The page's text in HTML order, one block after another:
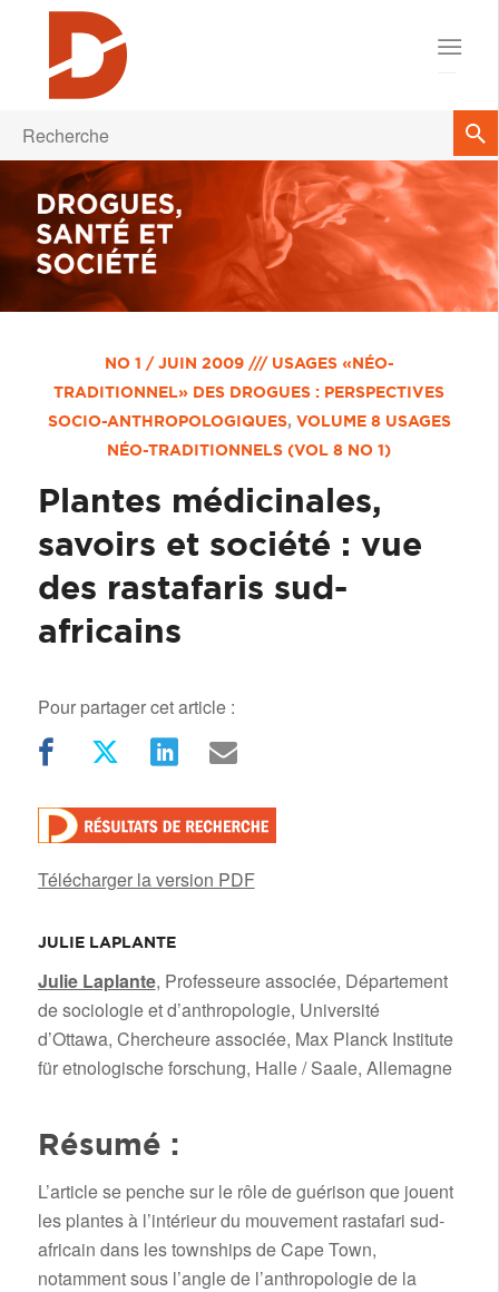
NO 1 / JUIN 2009 /// USAGES «NÉO-
TRADITIONNEL» DES DROGUES : PERSPECTIVES
SOCIO-ANTHROPOLOGIQUES, VOLUME 8 USAGES
NÉO-TRADITIONNELS (VOL 8 NO 1)
Plantes médicinales,
savoirs et société : vue
des rastafaris sud-
africains
Pour partager cet article :
Télécharger la version PDF
JULIE LAPLANTE/
Julie Laplante, Professeure associée, Département
de sociologie et d’anthropologie, Université
d’Ottawa, Chercheure associée, Max Planck Institute
für etnologische forschung, Halle / Saale, Allemagne
Résumé :
L’article se penche sur le rôle de guérison que jouent
les plantes à l’intérieur du mouvement rastafari sud-
africain dans les townships de Cape Town,
notamment sous l’angle de l’anthropologie de la